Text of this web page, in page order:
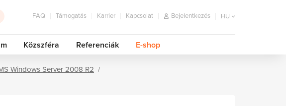
FAQ Támogatás Karrier Kapcsolat Bejelentkezés HU
Közszféra Referenciák E-shop
Windows Server 2008 R2